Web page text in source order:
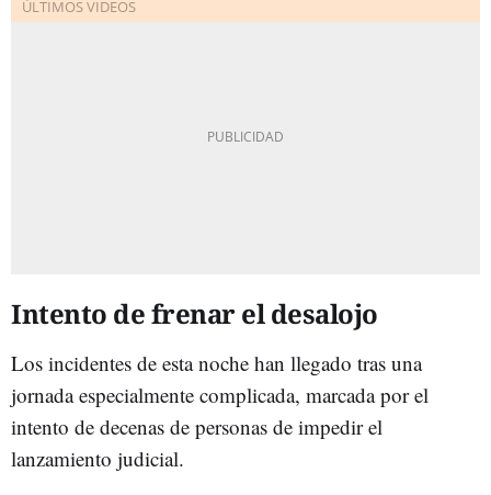
Intento de frenar el desalojo
Los incidentes de esta noche han llegado tras una
jornada especialmente complicada, marcada por el
intento de decenas de personas de impedir el
lanzamiento judicial.